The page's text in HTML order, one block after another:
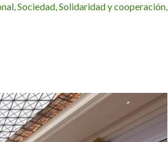
,Sociedad,Solidaridad y cooperación,